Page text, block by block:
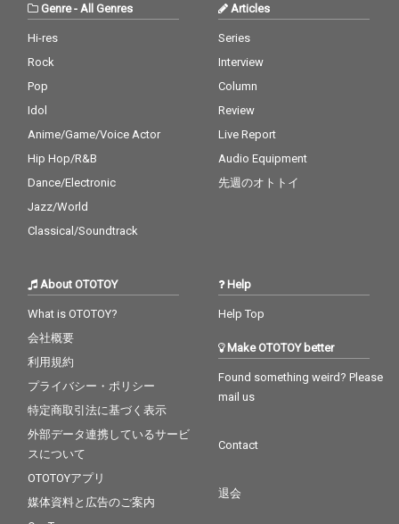
Genre- All Genres
Hi-res
Rock
Pop
Idol
Anime/Game/Voice Actor
Hip Hop/R&B
Dance/Electronic
Jazz/World
Classical/Soundtrack
Articles
Series
Interview
Column
Review
Live Report
Audio Equipment
先週のオトトイ
About OTOTOY
What is OTOTOY?
会社概要
利用規約
プライバシー・ポリシー
特定商取引法に基づく表示
外部データ連携しているサービ
スについて
OTOTOYアプリ
媒体資料と広告のご案内
Help
Help Top
Make OTOTOY better
Found something weird? Please
mail us
Contact
退会